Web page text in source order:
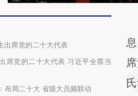
出席党的二十大代表
席党的二十大代表 习近平全票当
布局二十大 省级大员频联动